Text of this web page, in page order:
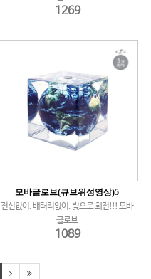
1269
모바글로브(큐브위성영상)5
전선없이. 배터리없이. 빛으로 회전!!! 모바
글로브
1089